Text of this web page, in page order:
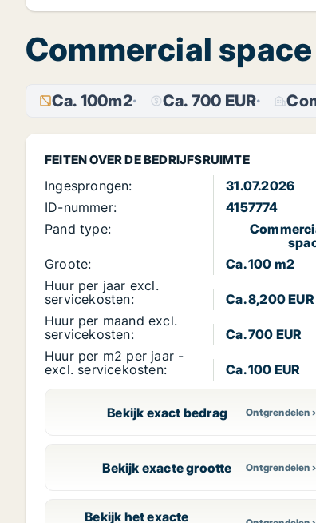
Commercial
Ca. 100m2 Ca. 700 EUR
FEITEN OVER DE BEDRIJFSRUIMTE
Ingesprongen:
31.07.2026
ID-nummer:
4157774
Pand type:
Groote:
Ca. 100 m2
Huur per jaar excl.
servicekosten:
Ca. 8,200 EUR
Huur per maand excl.
servicekosten:
Ca. 700 EUR
Huur per m2 per jaar -
excl. servicekosten:
Ca. 100 EUR
Bekijk exact bedrag
Bekijk exacte grootte
Bekijk het exacte